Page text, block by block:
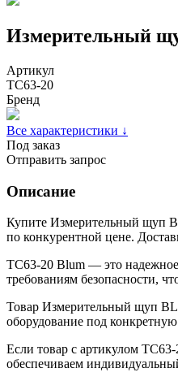
Измерительный
Артикул
TC63-20
Бренд
Все характеристики ↓
Под заказ
Отправить запрос
Описание
Купите Измерительный щуп
по конкурентной цене.
TC63-20 Blum — это надежное
требованиям безопасности,
Товар Измерительный щуп
оборудование под
Если товар с артикулом
обеспечиваем